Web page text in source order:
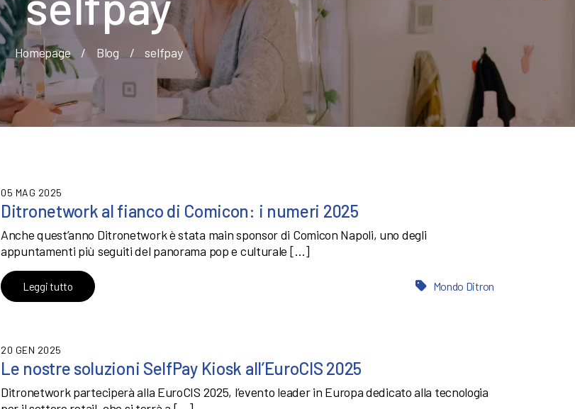
Homepage / Blog / selfpay
05 MAG 2025
Ditronetwork al fianco di Comicon: i numeri 2025
Anche quest’anno Ditronetwork è stata main sponsor di Comicon Napoli, uno degli
appuntamenti più seguiti del panorama pop e culturale […]
Leggi tutto Mondo Ditron
20 GEN 2025
Le nostre soluzioni SelfPay Kiosk all’EuroCIS 2025
Ditronetwork parteciperà alla EuroCIS 2025, l’evento leader in Europa dedicato alla tecnologia